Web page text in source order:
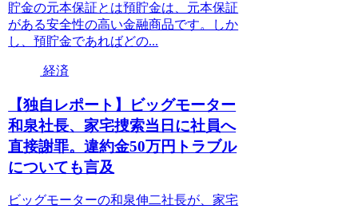
貯金の元本保証とは預貯金は、元本保証
がある安全性の高い金融商品です。しか
し、預貯金であればどの...
経済
【独自レポート】ビッグモーター
和泉社長、家宅捜索当日に社員へ
直接謝罪。違約金50万円トラブル
についても言及
ビッグモーターの和泉伸二社長が、家宅